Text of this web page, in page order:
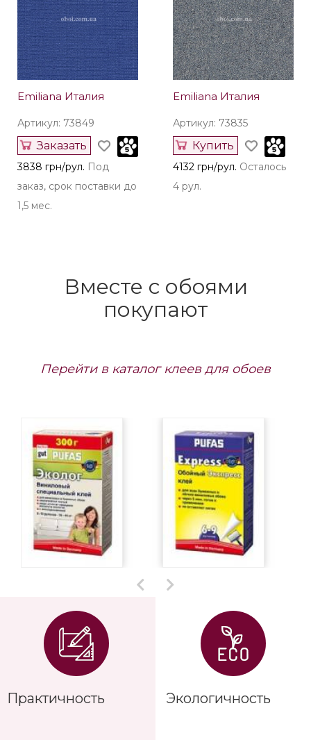
Emiliana Италия
Артикул: 73849
Заказать
3838 грн/рул. Под
заказ, срок поставки до
1,5 мес.
Emiliana Италия
Артикул: 73835
Купить
4132 грн/рул. Осталось
4 рул.
Вместе с обоями
покупают
Перейти в каталог клеев для обоев
Практичность Экологичность